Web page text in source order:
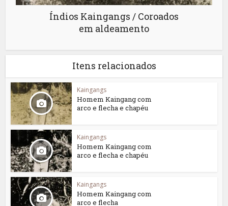
Índios Kaingangs / Coroados
em aldeamento
Itens relacionados
Kaingangs
Homem Kaingang com
arco e flecha e chapéu
Kaingangs
Homem Kaingang com
arco e flecha e chapéu
Kaingangs
Homem Kaingang com
arco e flecha